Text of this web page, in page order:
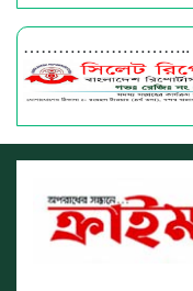
………………………..